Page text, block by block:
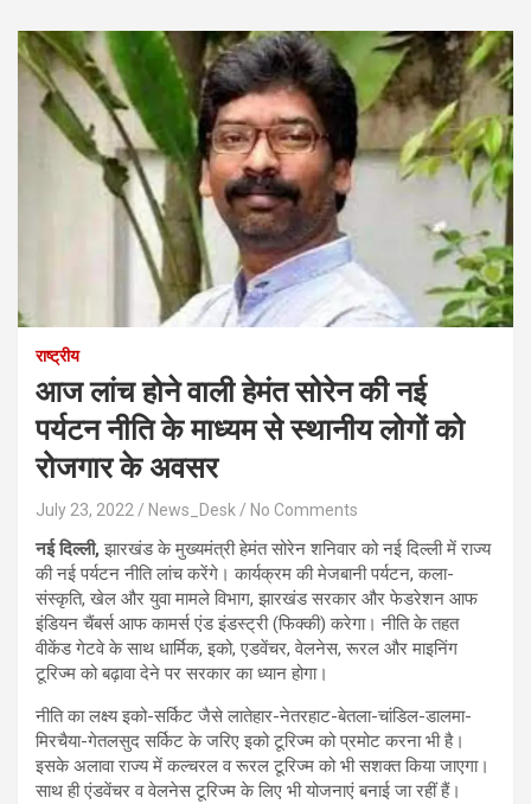
राष्ट्रीय
आज लांच होने वाली हेमंत सोरेन की नई
पर्यटन नीति के माध्यम से स्थानीय लोगों को
रोजगार के अवसर
July 23, 2022 News_Desk No Comments
नई दिल्ली,झारखंड के मुख्यमंत्री हेमंत सोरेन शनिवार को नई दिल्ली में राज्य
की नई पर्यटन नीति लांच करेंगे। कार्यक्रम की मेजबानी पर्यटन, कला-
संस्कृति, खेल और युवा मामले विभाग, झारखंड सरकार और फेडरेशन आफ
इंडियन चैंबर्स आफ कामर्स एंड इंडस्ट्री (फिक्की) करेगा। नीति के तहत
वीकेंड गेटवे के साथ धार्मिक, इको, एडवेंचर, वेलनेस, रूरल और माइनिंग
टूरिज्म को बढ़ावा देने पर सरकार का ध्यान होगा।
नीति का लक्ष्य इको-सर्किट जैसे लातेहार-नेतरहाट-बेतला-चांडिल-डालमा-
मिरचैया-गेतलसुद सर्किट के जरिए इको टूरिज्म को प्रमोट करना भी है।
इसके अलावा राज्य में कल्चरल व रूरल टूरिज्म को भी सशक्त किया जाएगा।
साथ ही एंडवेंचर व वेलनेस टूरिज्म के लिए भी योजनाएं बनाई जा रहीं हैं।